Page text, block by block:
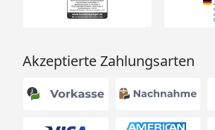
Akzeptierte Zahlungsarten